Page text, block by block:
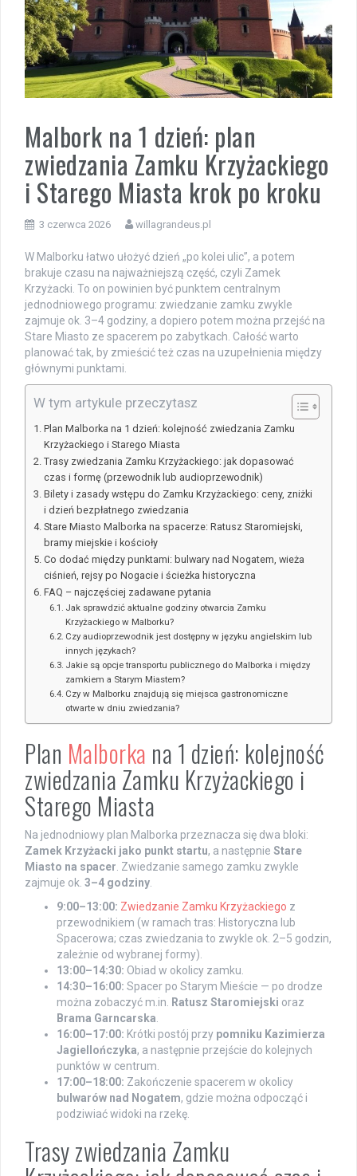
Malbork na 1 dzień: plan
zwiedzania Zamku Krzyżackiego
i Starego Miasta krok po kroku
3 czerwca 2026 willagrandeus.pl
W Malborku łatwo ułożyć dzień „po kolei ulic”, a potem
brakuje czasu na najważniejszą część, czyli Zamek
Krzyżacki. To on powinien być punktem centralnym
jednodniowego programu: zwiedzanie zamku zwykle
zajmuje ok. 3–4 godziny, a dopiero potem można przejść na
Stare Miasto ze spacerem po zabytkach. Całość warto
planować tak, by zmieścić też czas na uzupełnienia między
głównymi punktami.
W tym artykule przeczytasz
Plan Malborka na 1 dzień: kolejność zwiedzania Zamku
Krzyżackiego i Starego Miasta
Trasy zwiedzania Zamku Krzyżackiego: jak dopasować
czas i formę (przewodnik lub audioprzewodnik)
Bilety i zasady wstępu do Zamku Krzyżackiego: ceny, zniżki
i dzień bezpłatnego zwiedzania
Stare Miasto Malborka na spacerze: Ratusz Staromiejski,
bramy miejskie i kościoły
Co dodać między punktami: bulwary nad Nogatem, wieża
ciśnień, rejsy po Nogacie i ścieżka historyczna
FAQ – najczęściej zadawane pytania
Jak sprawdzić aktualne godziny otwarcia Zamku
Krzyżackiego w Malborku?
Czy audioprzewodnik jest dostępny w języku angielskim lub
innych językach?
Jakie są opcje transportu publicznego do Malborka i między
zamkiem a Starym Miastem?
Czy w Malborku znajdują się miejsca gastronomiczne
otwarte w dniu zwiedzania?
Plan Malborka na 1 dzień: kolejność
zwiedzania Zamku Krzyżackiego i
Starego Miasta
Na jednodniowy plan Malborka przeznacza się dwa bloki:
Zamek Krzyżacki jako punkt startu, a następnie Stare
Miasto na spacer . Zwiedzanie samego zamku zwykle
zajmuje ok. 3–4 godziny
9:00–13:00: Zwiedzanie Zamku Krzyżackiego z
przewodnikiem (w ramach tras: Historyczna lub
Spacerowa; czas zwiedzania to zwykle ok. 2–5 godzin,
zależnie od wybranej formy).
13:00–14:30: Obiad w okolicy zamku.
14:30–16:00: Spacer po Starym Mieście — po drodze
można zobaczyć m.in.
Ratusz Staromiejski oraz
Brama Garncarska
16:00–17:00: Krótki postój przy pomniku Kazimierza
Jagiellończyka, a następnie przejście do kolejnych
punktów w centrum.
17:00–18:00: Zakończenie spacerem w okolicy
bulwarów nad Nogatem, gdzie można odpocząć i
podziwiać widoki na rzekę.
Trasy zwiedzania Zamku